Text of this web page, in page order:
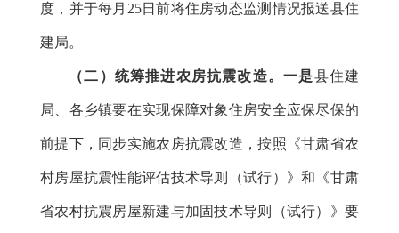
度，并于每月25日前将住房动态监测情况报送县住
建局。
（二）统筹推进农房抗震改造。一是县住建
局、各乡镇要在实现保障对象住房安全应保尽保的
前提下，同步实施农房抗震改造，按照《甘肃省农
村房屋抗震性能评估技术导则（试行）》和《甘肃
省农村抗震房屋新建与加固技术导则（试行）》要